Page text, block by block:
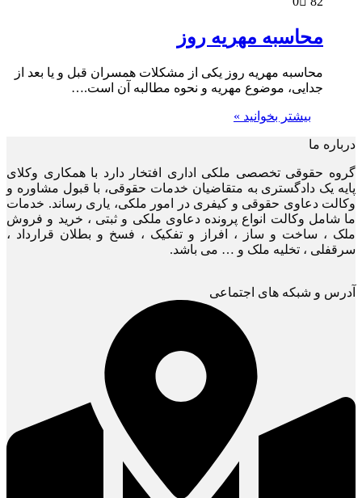
محاسبه مهریه روز
محاسبه مهریه روز یکی از مشکلات همسران قبل و یا بعد از
جدایی، موضوع مهریه و نحوه مطالبه آن است.…
بیشتر بخوانید »
درباره ما
گروه حقوقی تخصصی ملکی اداری افتخار دارد با همکاری وکلای
پایه یک دادگستری به متقاضیان خدمات حقوقی، با قبول مشاوره و
وکالت دعاوی حقوقی و کیفری در امور ملکی، یاری رساند. خدمات
ما شامل وکالت انواع پرونده دعاوی ملکی و ثبتی ، خرید و فروش
ملک ، ساخت و ساز ، افراز و تفکیک ، فسخ و بطلان قرارداد ،
سرقفلی ، تخلیه ملک و … می باشد.
آدرس و شبکه های اجتماعی